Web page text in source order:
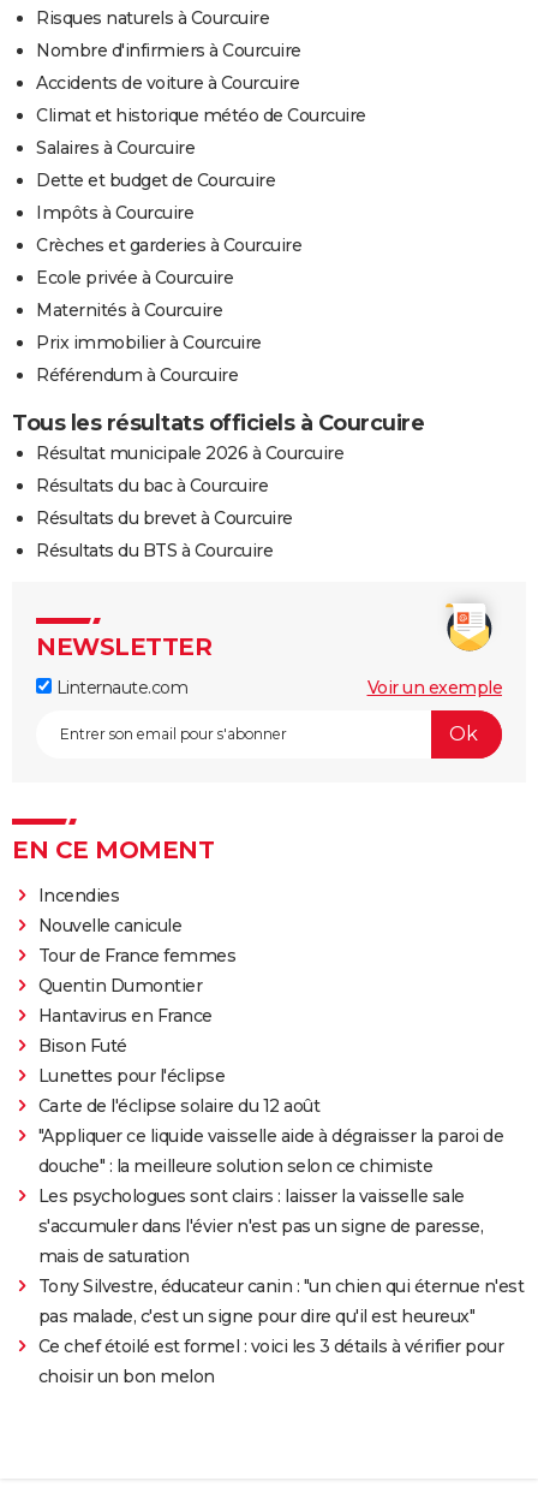
Risques naturels à Courcuire
Nombre d'infirmiers à Courcuire
Accidents de voiture à Courcuire
Climat et historique météo de Courcuire
Salaires à Courcuire
Dette et budget de Courcuire
Impôts à Courcuire
Crèches et garderies à Courcuire
Ecole privée à Courcuire
Maternités à Courcuire
Prix immobilier à Courcuire
Référendum à Courcuire
Tous les résultats officiels à Courcuire
Résultat municipale 2026 à Courcuire
Résultats du bac à Courcuire
Résultats du brevet à Courcuire
Résultats du BTS à Courcuire
NEWSLETTER
Linternaute.com Voir un exemple
EN CE MOMENT
Incendies
Nouvelle canicule
Tour de France femmes
Quentin Dumontier
Hantavirus en France
Bison Futé
Lunettes pour l'éclipse
Carte de l'éclipse solaire du 12 août
"Appliquer ce liquide vaisselle aide à dégraisser la paroi de
douche" : la meilleure solution selon ce chimiste
Les psychologues sont clairs : laisser la vaisselle sale
s'accumuler dans l'évier n'est pas un signe de paresse,
mais de saturation
Tony Silvestre, éducateur canin : "un chien qui éternue n'est
pas malade, c'est un signe pour dire qu'il est heureux"
Ce chef étoilé est formel : voici les 3 détails à vérifier pour
choisir un bon melon